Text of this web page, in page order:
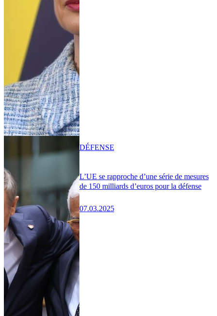
L’UE se rapproche d’une série de mesures
de 150 milliards d’euros pour la défense
07.03.2025
DÉFENSE